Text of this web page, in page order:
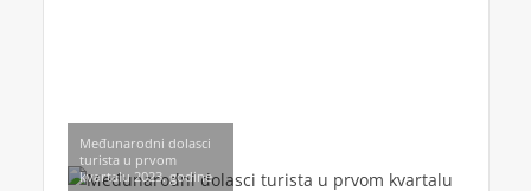
Međunarodni dolasci
turista u prvom
kvartalu 2023. godine